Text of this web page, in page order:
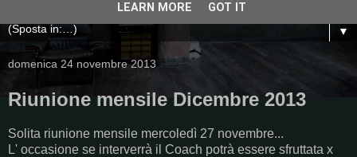
▼
domenica 24 novembre 2013
Riunione mensile Dicembre 2013
Solita riunione mensile mercoledì 27 novembre...
L' occasione se interverrà il Coach potrà essere sfruttata x
LEARN MORE GOT IT